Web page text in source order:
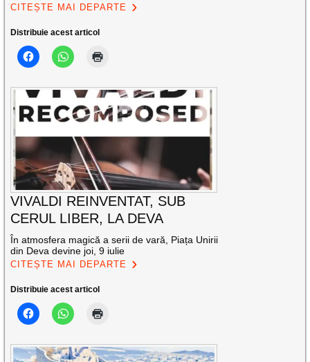
CITEȘTE MAI DEPARTE
Distribuie acest articol
VIVALDI REINVENTAT, SUB
CERUL LIBER, LA DEVA
În atmosfera magică a serii de vară, Piața Unirii
din Deva devine joi, 9 iulie
CITEȘTE MAI DEPARTE
Distribuie acest articol